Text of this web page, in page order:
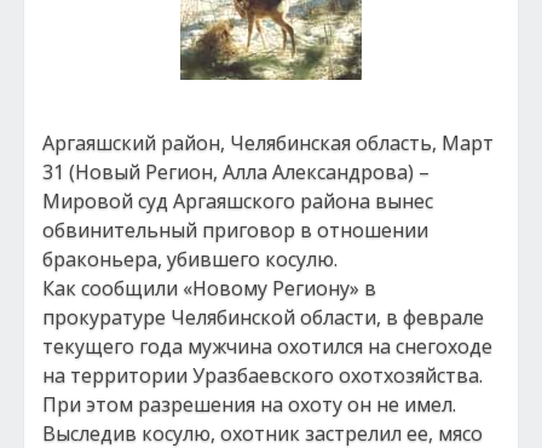
Аргаяшский район, Челябинская область, Март
31 (Новый Регион, Алла Александрова) –
Мировой суд Аргаяшского района вынес
обвинительный приговор в отношении
браконьера, убившего косулю.
Как сообщили «Новому Региону» в
прокуратуре Челябинской области, в феврале
текущего года мужчина охотился на снегоходе
на территории Уразбаевского охотхозяйства.
При этом разрешения на охоту он не имел.
Выследив косулю, охотник застрелил ее, мясо